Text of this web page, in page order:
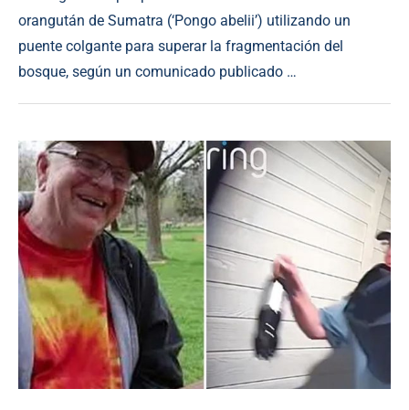
orangután de Sumatra (‘Pongo abelii’) utilizando un
puente colgante para superar la fragmentación del
bosque, según un comunicado publicado …